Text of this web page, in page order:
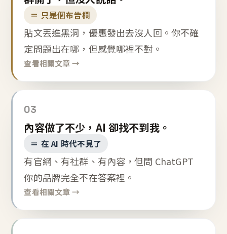
＝ 只是個布告欄
貼文丟進黑洞，優惠發出去沒人回。你不確
定問題出在哪，但感覺哪裡不對。
查看相關文章 →
03
內容做了不少，AI 卻找不到我。
＝ 在 AI 時代不見了
有官網、有社群、有內容，但問 ChatGPT
你的品牌完全不在答案裡。
查看相關文章 →